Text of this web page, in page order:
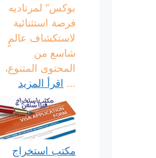
بوكس” لمرتاديه
فرصة استثنائية
لاستكشاف عالمٍ
شاسع من
المحتوى المتنوع،
... اقرأ المزيد
مكتب استخراج